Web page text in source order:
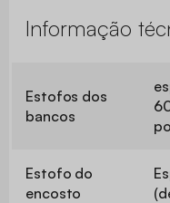
Informação
Estofos dos
bancos
Estofo do
encosto